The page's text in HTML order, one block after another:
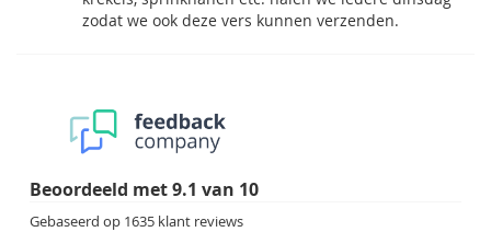
zodat we ook deze vers kunnen verzenden.
Beoordeeld met9.1 van 10
Gebaseerd op 1635 klant reviews